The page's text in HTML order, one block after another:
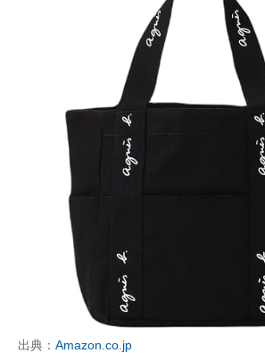
出典： Amazon.co.jp